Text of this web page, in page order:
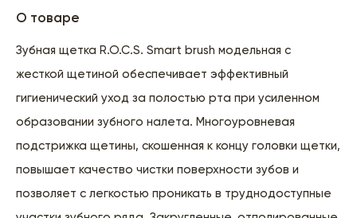
О товаре
Зубная щетка R.O.C.S. Smart brush модельная с
жесткой щетиной обеспечивает эффективный
гигиенический уход за полостью рта при усиленном
образовании зубного налета. Многоуровневая
подстрижка щетины, скошенная к концу головки щетки,
повышает качество чистки поверхности зубов и
позволяет с легкостью проникать в труднодоступные